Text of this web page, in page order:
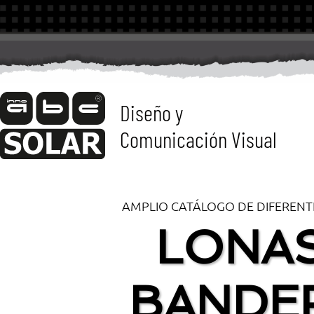
Diseño y
Comunicación Visual
AMPLIO CATÁLOGO DE